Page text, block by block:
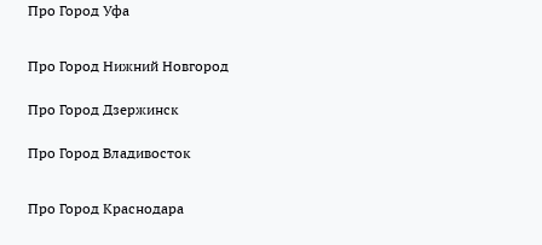
Про Город Уфа
Про Город Нижний Новгород
Про Город Дзержинск
Про Город Владивосток
Про Город Краснодара